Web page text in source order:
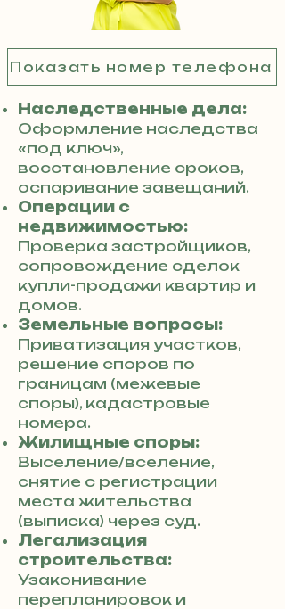
Показать номер телефона
Наследственные дела:
Оформление наследства
«под ключ»,
восстановление сроков,
оспаривание завещаний.
Операции с
недвижимостью:
Проверка застройщиков,
сопровождение сделок
купли-продажи квартир и
домов.
Земельные вопросы:
Приватизация участков,
решение споров по
границам (межевые
споры), кадастровые
номера.
Жилищные споры:
Выселение/вселение,
снятие с регистрации
места жительства
(выписка) через суд.
Легализация
строительства:
Узаконивание
перепланировок и